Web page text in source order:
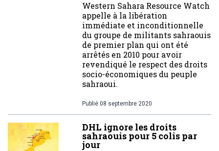
Western Sahara Resource Watch
appelle à la libération
immédiate et inconditionnelle
du groupe de militants sahraouis
de premier plan qui ont été
arrêtés en 2010 pour avoir
revendiqué le respect des droits
socio-économiques du peuple
sahraoui.
Publié 08 septembre 2020
DHL ignore les droits
sahraouis pour 5 colis par
jour